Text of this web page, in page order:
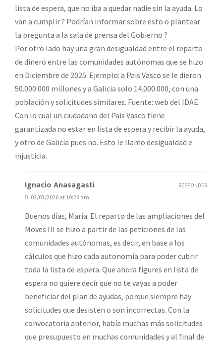
lista de espera, que no iba a quedar nadie sin la ayuda. Lo
van a cumplir ? Podrían informar sobre esto o plantear
la pregunta a la sala de prensa del Gobierno ?
Por otro lado hay una gran desigualdad entre el reparto
de dinero entre las comunidades autónomas que se hizo
en Diciembre de 2025. Ejemplo: a Pais Vasco se le dieron
50.000.000 millones y a Galicia solo 14.000.000, con una
población y solicitudes similares. Fuente: web del IDAE
Con lo cual un ciudadano del Pais Vasco tiene
garantizada no estar en lista de espera y recibir la ayuda,
y otro de Galicia pues no. Esto le llamo desigualdad e
injusticia.
Ignacio Anasagasti
02/03/2026 at 10:29 am
Buenos días, María. El reparto de las ampliaciones del
Moves III se hizo a partir de las peticiones de las
comunidades autónomas, es decir, en base a los
cálculos que hizo cada autonomía para poder cubrir
toda la lista de espera. Que ahora figures en lista de
espera no quiere decir que no te vayas a poder
beneficiar del plan de ayudas, porque siempre hay
solicitudes que desisten o son incorrectas. Con la
convocatoria anterior, había muchas más solicitudes
que presupuesto en muchas comunidades y al final de
RESPONDER